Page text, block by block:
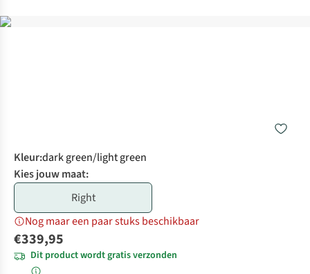
Kleur:dark green/light green
Kies jouw maat:
Right
Nog maar een paar stuks beschikbaar
€339,95
Dit product wordt gratis verzonden